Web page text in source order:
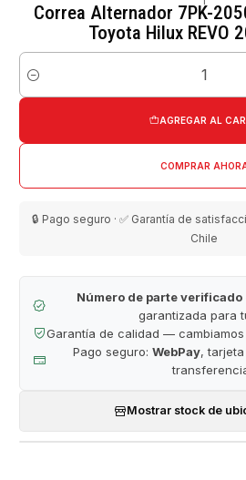
Correa Alternador 7PK-
Toyota Hilux REVO
Cantidad
AGREGAR AL
COMPRAR
🔒 Pago seguro · ✅ Garantía de
Chile
Número de parte verificado
garantizada para
Garantía de calidad —
Pago seguro: WebPay,
Mostrar stock de